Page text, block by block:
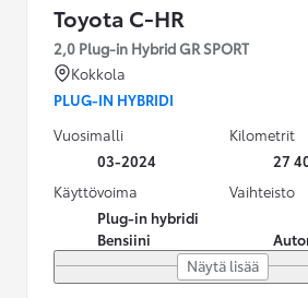
Toyota C-HR
2,0 Plug-in Hybrid GR SPORT
Kokkola
PLUG-IN HYBRIDI
Vuosimalli
03-2024
Kilometrit
27
Käyttövoima
Plug-in hybridi
Bensiini
Vaihteisto
Näytä lisää